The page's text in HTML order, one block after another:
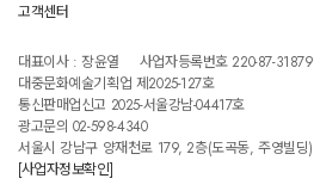
고객센터
대표이사 : 장윤열
사업자등록번호 220-87-31879
대중문화예술기획업 제2025-127호
통신판매업신고 2025-서울강남-04417호
광고문의 02-598-4340
서울시 강남구 양재천로 179, 2층(도곡동, 주영빌딩)
[사업자정보확인]